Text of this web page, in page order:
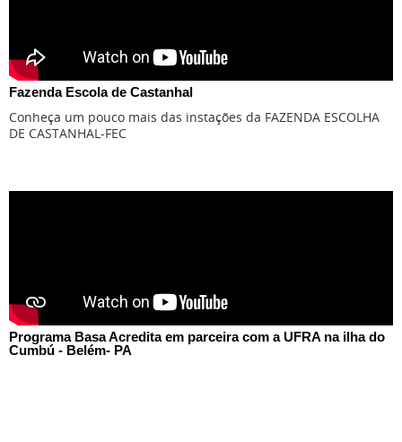
Fazenda Escola de Castanhal
Conheça um pouco mais das instações da FAZENDA ESCOLHA
DE CASTANHAL-FEC
Programa Basa Acredita em parceira com a UFRA na ilha do
Cumbú - Belém- PA